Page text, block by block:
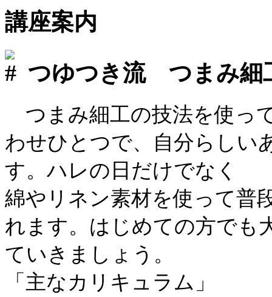
講座案内
つゆつき流 つまみ細
つまみ細工の技法を使っ
わせひとつで、自分らしい
す。ハレの日だけでなく
綿やリネン素材を使って普
れます。はじめての方でも
ていきましょう。
「主なカリキュラム」